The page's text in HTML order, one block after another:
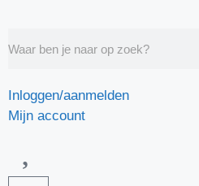
Inloggen/aanmelden
Mijn account